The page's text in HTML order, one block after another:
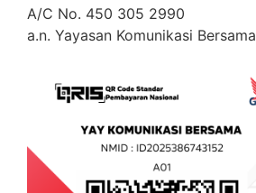
A/C No. 450 305 2990
a.n. Yayasan Komunikasi Bersama